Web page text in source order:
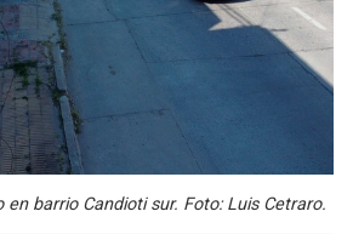
en barrio Candioti sur. Foto: Luis Cetraro.